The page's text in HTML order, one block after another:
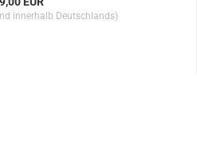
innerhalb Deutschlands)